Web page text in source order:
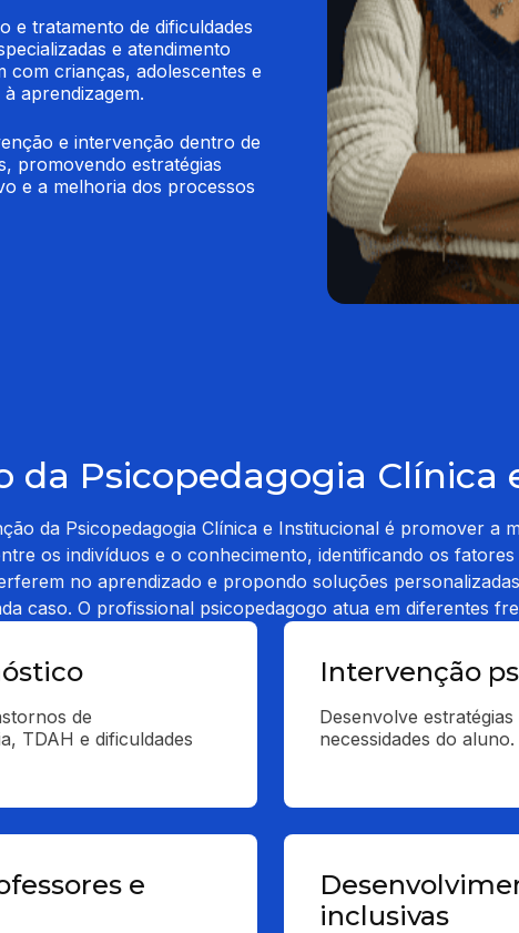
e tratamento de dificuldades
e atendimento
com crianças, adolescentes e
aprendizagem.
e intervenção dentro de
promovendo estratégias
e a melhoria dos processos
da Psicopedagogia Clínica
da Psicopedagogia Clínica e Institucional é promover a
os indivíduos e o conhecimento, identificando os fatores
no aprendizado e propondo soluções
caso. O profissional psicopedagogo atua em diferentes
de
TDAH e dificuldades
Intervenção
Desenvolve
necessidades do aluno.
e
inclusivas